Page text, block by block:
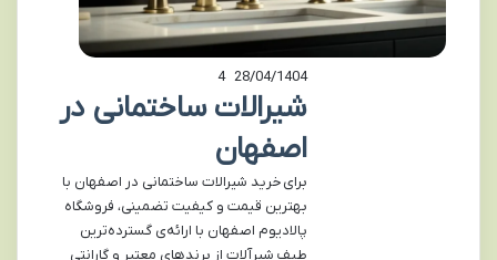
28/04/1404
4
شیرالات ساختمانی در
اصفهان
برای خرید شیرالات ساختمانی در اصفهان با
بهترین قیمت و کیفیت تضمینی، فروشگاه
پالادیوم اصفهان با ارائه‌ی گسترده‌ترین
طیف شیرآلات از برندهای معتبر و گارانتی